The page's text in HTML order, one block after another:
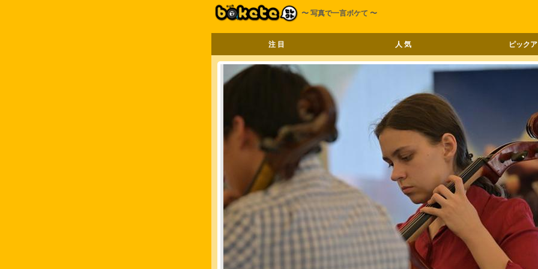
〜 写真で一言ボケて 〜
注 目 人 気 ピック